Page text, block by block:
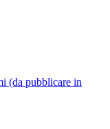
(da pubblicare in